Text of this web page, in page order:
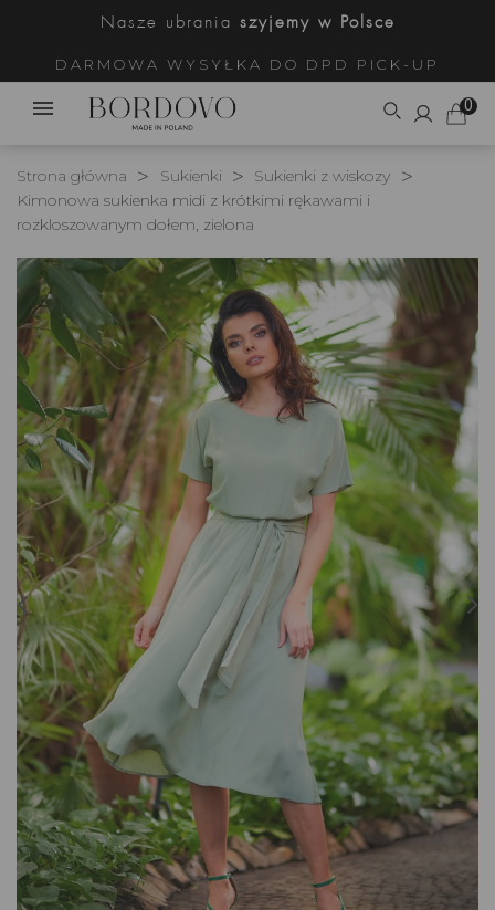
Nasze ubrania szyjemy w Polsce
DARMOWA WYSYŁKA DO DPD PICK-UP
0
Strona główna Sukienki
Sukienki z wiskozy
Kimonowa sukienka midi z krótkimi rękawami i
rozkloszowanym dołem, zielona